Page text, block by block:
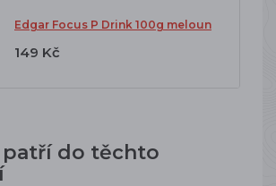
Edgar Focus P Drink 100g meloun
149 Kč
do těchto